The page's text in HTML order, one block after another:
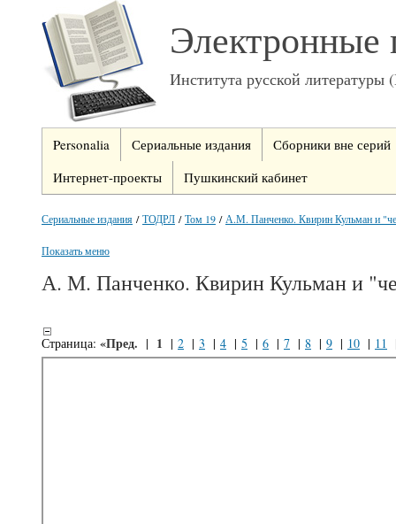
Электронные
Института русской
Personalia Сериальные издания
Сборники вне серий
Интернет-проекты
Пушкинский кабинет
Сериальные издания /ТОДРЛ /Том 19 / А.М. Панченко. Квирин Кульман и
Показать меню
А. М. Панченко. Квирин Кульман и
Страница: «Пред. | 1 | 2 | 3 | 4 | 5 | 6 | 7 | 8 | 9 | 10 | 11